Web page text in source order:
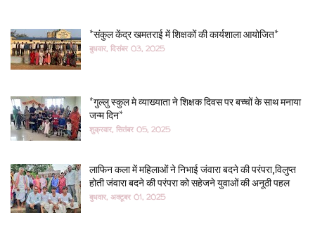
*संकुल केंद्र खमतराई में शिक्षकों की कार्यशाला आयोजित*
बुधवार, दिसंबर 03, 2025
*गुल्लु स्कुल मे व्याख्याता ने शिक्षक दिवस पर बच्चों के साथ मनाया
जन्म दिन*
शुक्रवार, सितंबर 05, 2025
लाफिन कला में महिलाओं ने निभाई जंवारा बदने की परंपरा,विलुप्त
होती जंवारा बदने की परंपरा को सहेजने युवाओं की अनूठी पहल
बुधवार, अक्टूबर 01, 2025